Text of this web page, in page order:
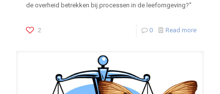
de overheid betrekken bij processen in de leefomgeving?"
2 0 Read more